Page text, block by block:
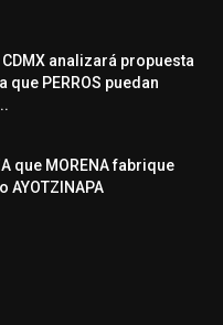
CDMX analizará propuesta
que PERROS puedan
que MORENA fabrique
AYOTZINAPA